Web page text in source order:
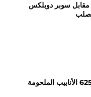
دوبلكس S31803 مقابل سوبر دوبلكس